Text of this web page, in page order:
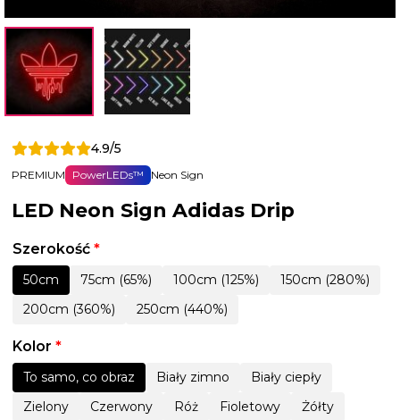
4.9/5
PREMIUM PowerLEDs™ Neon Sign
LED Neon Sign Adidas Drip
Szerokość *
50cm 75cm (65%) 100cm (125%)
150cm (280%)
200cm (360%)
250cm (440%)
Kolor *
To samo, co obraz Biały zimno
Biały ciepły
Zielony
Czerwony Róż Fioletowy
Żółty